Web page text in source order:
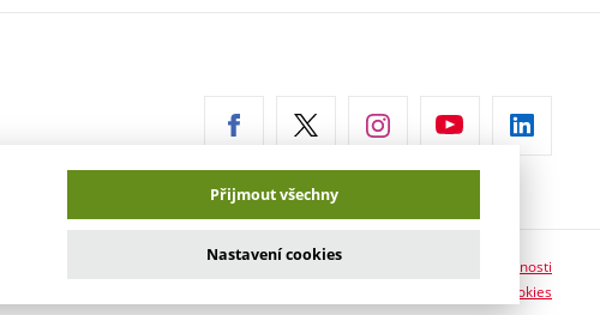
Prohlášení o přístupnosti
Informace o používání cookies
Přijmout všechny
Nastavení cookies